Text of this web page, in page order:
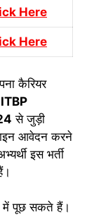
Here
Here
कैरियर
ITBP
से जुड़ी
आवेदन करने
इस भर्ती
में पूछ सकते हैं।